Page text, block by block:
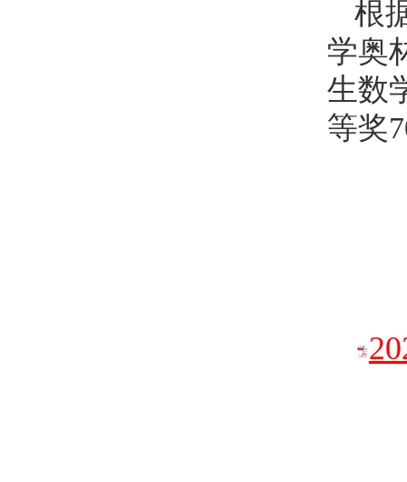
根
学奥
生数
等奖